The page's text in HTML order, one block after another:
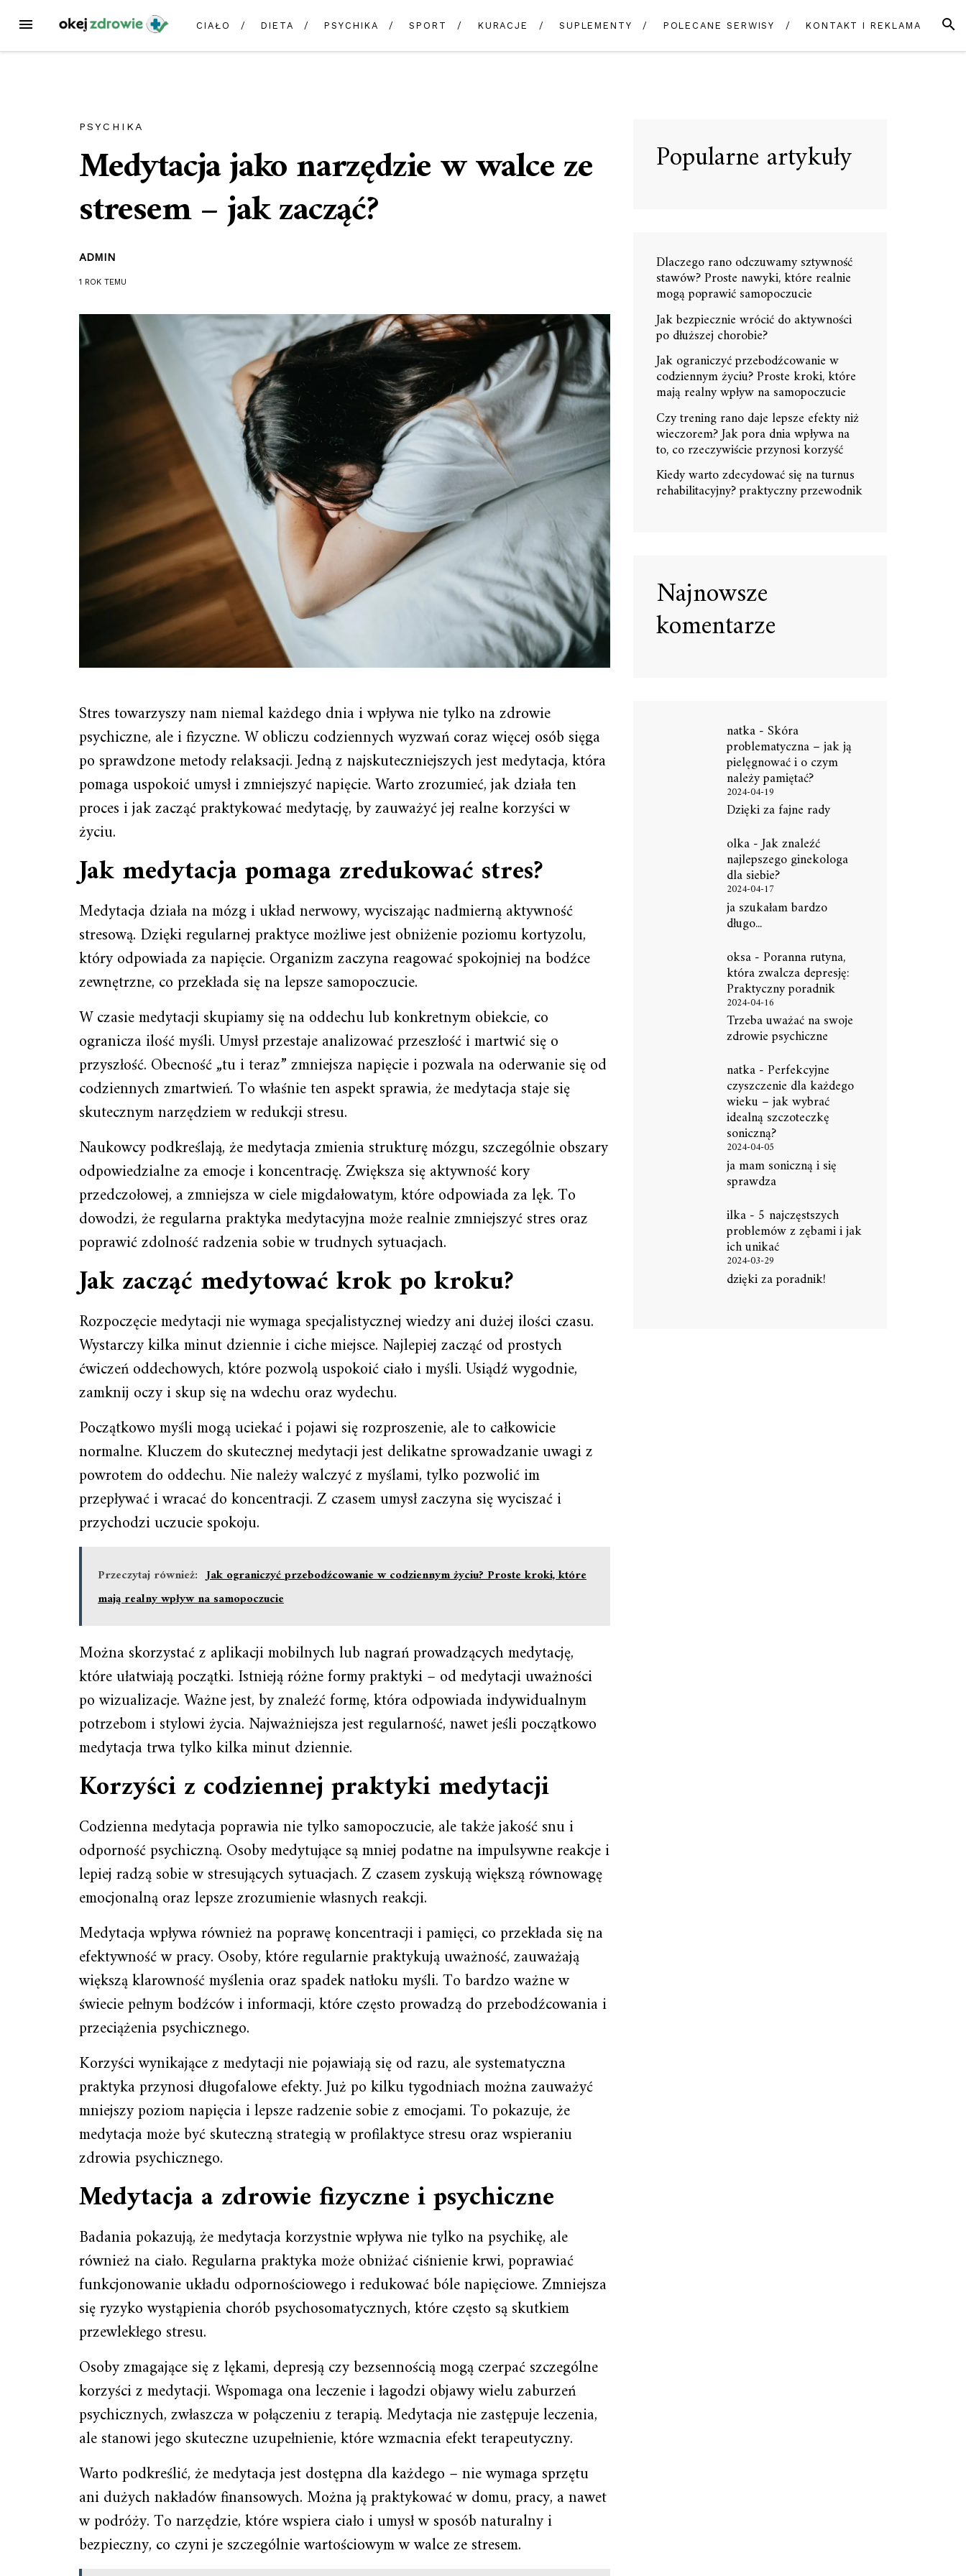
treści
MENU
CIAŁO DIETA PSYCHIKA SPORT KURACJE SUPLEMENTY POLECANE SERWISY KONTAKT I REKLAMA
PSYCHIKA
Medytacja jako narzędzie w walce ze
stresem – jak zacząć?
ADMIN
1 ROK TEMU
Stres towarzyszy nam niemal każdego dnia i wpływa nie tylko na zdrowie
psychiczne, ale i fizyczne. W obliczu codziennych wyzwań coraz więcej osób sięga
po sprawdzone metody relaksacji. Jedną z najskuteczniejszych jest medytacja, która
pomaga uspokoić umysł i zmniejszyć napięcie. Warto zrozumieć, jak działa ten
proces i jak zacząć praktykować medytację, by zauważyć jej realne korzyści w
życiu.
Jak medytacja pomaga zredukować stres?
Medytacja działa na mózg i układ nerwowy, wyciszając nadmierną aktywność
stresową. Dzięki regularnej praktyce możliwe jest obniżenie poziomu kortyzolu,
który odpowiada za napięcie. Organizm zaczyna reagować spokojniej na bodźce
zewnętrzne, co przekłada się na lepsze samopoczucie.
W czasie medytacji skupiamy się na oddechu lub konkretnym obiekcie, co
ogranicza ilość myśli. Umysł przestaje analizować przeszłość i martwić się o
przyszłość. Obecność „tu i teraz” zmniejsza napięcie i pozwala na oderwanie się od
codziennych zmartwień. To właśnie ten aspekt sprawia, że medytacja staje się
skutecznym narzędziem w redukcji stresu.
Naukowcy podkreślają, że medytacja zmienia strukturę mózgu, szczególnie obszary
odpowiedzialne za emocje i koncentrację. Zwiększa się aktywność kory
przedczołowej, a zmniejsza w ciele migdałowatym, które odpowiada za lęk. To
dowodzi, że regularna praktyka medytacyjna może realnie zmniejszyć stres oraz
poprawić zdolność radzenia sobie w trudnych sytuacjach.
Jak zacząć medytować krok po kroku?
Rozpoczęcie medytacji nie wymaga specjalistycznej wiedzy ani dużej ilości czasu.
Wystarczy kilka minut dziennie i ciche miejsce. Najlepiej zacząć od prostych
ćwiczeń oddechowych, które pozwolą uspokoić ciało i myśli. Usiądź wygodnie,
zamknij oczy i skup się na wdechu oraz wydechu.
Początkowo myśli mogą uciekać i pojawi się rozproszenie, ale to całkowicie
normalne. Kluczem do skutecznej medytacji jest delikatne sprowadzanie uwagi z
powrotem do oddechu. Nie należy walczyć z myślami, tylko pozwolić im
przepływać i wracać do koncentracji. Z czasem umysł zaczyna się wyciszać i
przychodzi uczucie spokoju.
Przeczytaj również: Jak ograniczyć przebodźcowanie w codziennym życiu? Proste kroki, które
mają realny wpływ na samopoczucie
Można skorzystać z aplikacji mobilnych lub nagrań prowadzących medytację,
które ułatwiają początki. Istnieją różne formy praktyki – od medytacji uważności
po wizualizacje. Ważne jest, by znaleźć formę, która odpowiada indywidualnym
potrzebom i stylowi życia. Najważniejsza jest regularność, nawet jeśli początkowo
medytacja trwa tylko kilka minut dziennie.
Korzyści z codziennej praktyki medytacji
Codzienna medytacja poprawia nie tylko samopoczucie, ale także jakość snu i
odporność psychiczną. Osoby medytujące są mniej podatne na impulsywne reakcje i
lepiej radzą sobie w stresujących sytuacjach. Z czasem zyskują większą równowagę
emocjonalną oraz lepsze zrozumienie własnych reakcji.
Medytacja wpływa również na poprawę koncentracji i pamięci, co przekłada się na
efektywność w pracy. Osoby, które regularnie praktykują uważność, zauważają
większą klarowność myślenia oraz spadek natłoku myśli. To bardzo ważne w
świecie pełnym bodźców i informacji, które często prowadzą do przebodźcowania i
przeciążenia psychicznego.
Korzyści wynikające z medytacji nie pojawiają się od razu, ale systematyczna
praktyka przynosi długofalowe efekty. Już po kilku tygodniach można zauważyć
mniejszy poziom napięcia i lepsze radzenie sobie z emocjami. To pokazuje, że
medytacja może być skuteczną strategią w profilaktyce stresu oraz wspieraniu
zdrowia psychicznego.
Medytacja a zdrowie fizyczne i psychiczne
Badania pokazują, że medytacja korzystnie wpływa nie tylko na psychikę, ale
również na ciało. Regularna praktyka może obniżać ciśnienie krwi, poprawiać
funkcjonowanie układu odpornościowego i redukować bóle napięciowe. Zmniejsza
się ryzyko wystąpienia chorób psychosomatycznych, które często są skutkiem
przewlekłego stresu.
Osoby zmagające się z lękami, depresją czy bezsennością mogą czerpać szczególne
korzyści z medytacji. Wspomaga ona leczenie i łagodzi objawy wielu zaburzeń
psychicznych, zwłaszcza w połączeniu z terapią. Medytacja nie zastępuje leczenia,
ale stanowi jego skuteczne uzupełnienie, które wzmacnia efekt terapeutyczny.
Warto podkreślić, że medytacja jest dostępna dla każdego – nie wymaga sprzętu
ani dużych nakładów finansowych. Można ją praktykować w domu, pracy, a nawet
w podróży. To narzędzie, które wspiera ciało i umysł w sposób naturalny i
bezpieczny, co czyni je szczególnie wartościowym w walce ze stresem.
Popularne artykuły
Dlaczego rano odczuwamy sztywność
stawów? Proste nawyki, które realnie
mogą poprawić samopoczucie
Jak bezpiecznie wrócić do aktywności
po dłuższej chorobie?
Jak ograniczyć przebodźcowanie w
codziennym życiu? Proste kroki, które
mają realny wpływ na samopoczucie
Czy trening rano daje lepsze efekty niż
wieczorem? Jak pora dnia wpływa na
to, co rzeczywiście przynosi korzyść
Kiedy warto zdecydować się na turnus
rehabilitacyjny? praktyczny przewodnik
Najnowsze
komentarze
natka-Skóra
problematyczna – jak ją
pielęgnować i o czym
należy pamiętać?
2024-04-19
Dzięki za fajne rady
olka-Jak znaleźć
najlepszego ginekologa
dla siebie?
2024-04-17
ja szukałam bardzo
długo...
oksa-Poranna rutyna,
która zwalcza depresję:
Praktyczny poradnik
2024-04-16
Trzeba uważać na swoje
zdrowie psychiczne
natka-Perfekcyjne
czyszczenie dla każdego
wieku – jak wybrać
idealną szczoteczkę
soniczną?
2024-04-05
ja mam soniczną i się
sprawdza
ilka- 5 najczęstszych
problemów z zębami i jak
ich unikać
2024-03-29
dzięki za poradnik!